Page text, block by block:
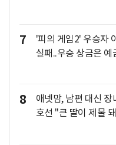
7
'피의 게임2' 우승자
실패..우승 상금은
8
애넷맘, 남편 대신
호선 "큰 딸이 제물